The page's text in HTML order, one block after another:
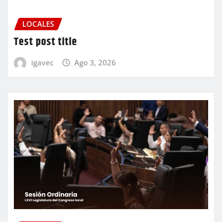
LOCALES
Test post title
igavec Ago 3, 2026